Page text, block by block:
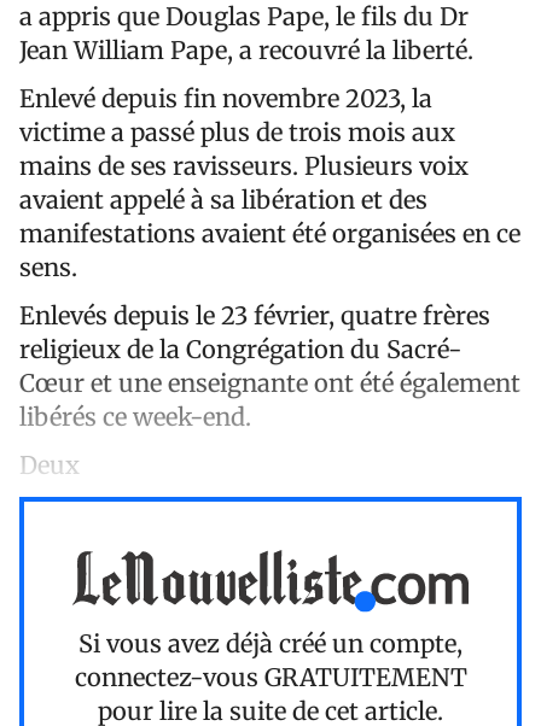
a appris que Douglas Pape, le fils du Dr
Jean William Pape, a recouvré la liberté.
Enlevé depuis fin novembre 2023, la
victime a passé plus de trois mois aux
mains de ses ravisseurs. Plusieurs voix
avaient appelé à sa libération et des
manifestations avaient été organisées en ce
sens.
Enlevés depuis le 23 février, quatre frères
religieux de la Congrégation du Sacré-
Cœur et une enseignante ont été également
libérés ce week-end.
Deux
Si vous avez déjà créé un compte,
connectez-vous GRATUITEMENT
pour lire la suite de cet article.